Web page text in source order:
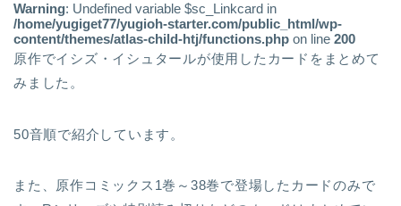
Warning: Undefined variable $sc_Linkcard in
/home/yugiget77/yugioh-starter.com/public_html/wp-
content/themes/atlas-child-htj/functions.php on line 200
原作でイシズ・イシュタールが使用したカードをまとめて
みました。
50音順で紹介しています。
また、原作コミックス1巻～38巻で登場したカードのみで